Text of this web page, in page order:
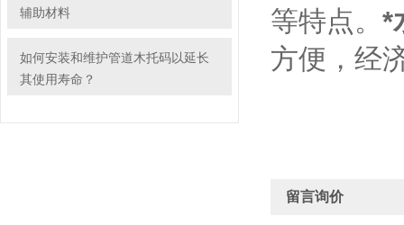
辅助材料
如何安装和维护管道木托码以延长
其使用寿命？
等特点。 *
方便，经
留言询价